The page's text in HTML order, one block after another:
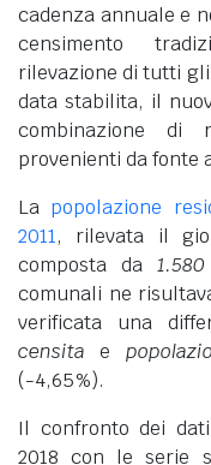
cadenza annuale e
censimento
rilevazione di tutti
data stabilita, il
combinazione di
provenienti da fonte
La popolazione
2011, rilevata il
composta da 1.580
comunali ne
verificata una
censita e
(-4,65%).
Il confronto dei
2018 con le serie